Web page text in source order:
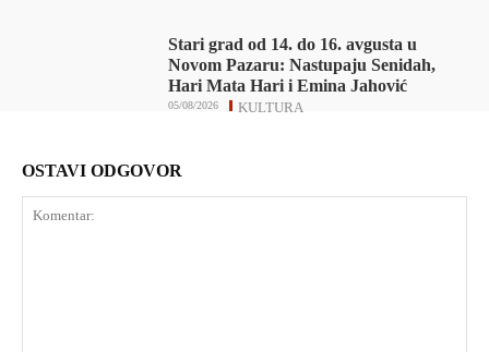
Stari grad od 14. do 16. avgusta u
Novom Pazaru: Nastupaju Senidah,
Hari Mata Hari i Emina Jahović
KULTURA
05/08/2026
OSTAVI ODGOVOR